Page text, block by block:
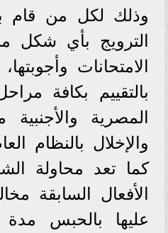
وذلك لكل من قام
الترويج بأي شكل
الامتحانات
بالتقييم بكافة
المصرية
والإخلال بالنظام
كما تعد محاولة
الأفعال السابقة
عليها بالحبس